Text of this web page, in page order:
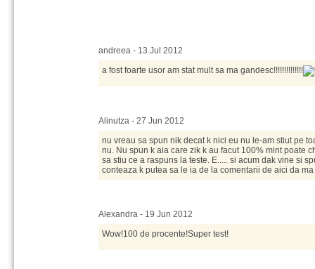
andreea - 13 Jul 2012
a fost foarte usor am stat mult sa ma gandesc!!!!!!!!!!!!!!
Alinutza - 27 Jun 2012
nu vreau sa spun nik decat k nici eu nu le-am stiut pe
nu. Nu spun k aia care zik k au facut 100% mint poate
sa stiu ce a raspuns la teste. E..... si acum dak vine si
conteaza k putea sa le ia de la comentarii de aici da
Alexandra - 19 Jun 2012
Wow!100 de procente!Super test!